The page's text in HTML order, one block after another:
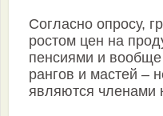
Согласно опросу,
ростом цен на
пенсиями и вообще
рангов и мастей –
являются членами